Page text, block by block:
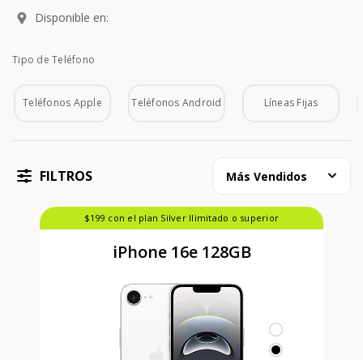
Disponible en:
Tipo de Teléfono
Teléfonos Apple Teléfonos Android Líneas Fijas
FILTROS Más Vendidos
$199 con el plan Silver Ilimitado o superior
iPhone 16e 128GB